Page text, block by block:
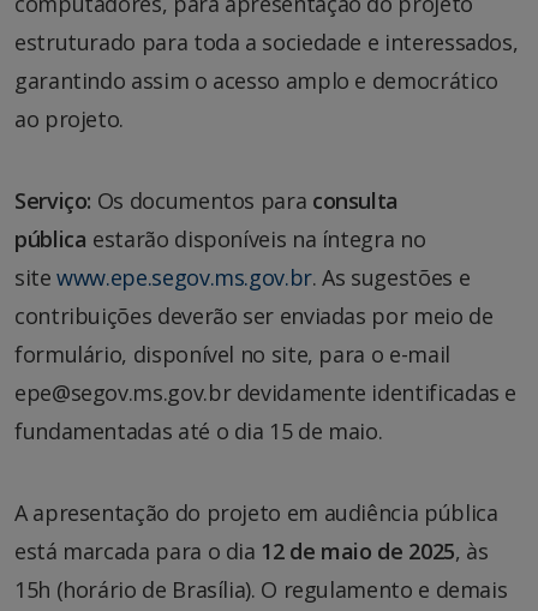
estruturado para toda a sociedade e interessados,
garantindo assim o acesso amplo e democrático
ao projeto.
Serviço: Os documentos para consulta
pública estarão disponíveis na íntegra no
sitewww.epe.segov.ms.gov.br. As sugestões e
contribuições deverão ser enviadas por meio de
formulário, disponível no site, para o e-mail
epe@segov.ms.gov.br devidamente identificadas e
fundamentadas até o dia 15 de maio.
A apresentação do projeto em audiência pública
está marcada para o dia 12 de maio de 2025, às
15h (horário de Brasília). O regulamento e demais